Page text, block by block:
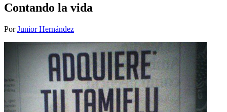
Contando la vida
PorJunior Hernández